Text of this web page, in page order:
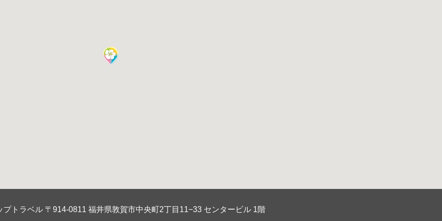
プトラベル 〒914-0811 福井県敦賀市中央町2丁目11−33 センタービル 1階